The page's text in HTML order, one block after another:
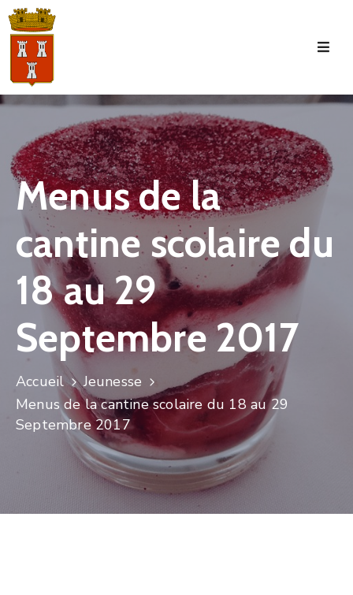
Accueil
La
Commune
Tourisme
Manifestations
Vie
Municipale
Services
Jeunesse
Menus de la
cantine scolaire du
18 au 29
Septembre 2017
Accueil
Jeunesse
Menus de la cantine scolaire du 18 au 29
Septembre 2017